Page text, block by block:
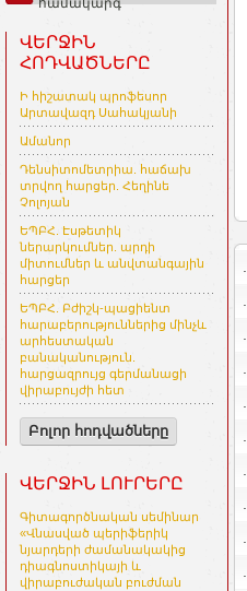
համակարգ
ՎԵՐՋԻՆ
ՀՈԴՎԱԾՆԵՐԸ
Ի հիշատակ պրոֆեսոր
Արտավազդ Սահակյանի
Ամանոր
Դենսիտոմետրիա. հաճախ
տրվող հարցեր. Հեղինե
Չոլոյան
ԵՊԲՀ. Էսթետիկ
ներարկումներ. արդի
միտումներ և անվտանգային
հարցեր
ԵՊԲՀ. Բժիշկ-պացիենտ
հարաբերություններից մինչև
արհեստական
բանականություն.
հարցազրույց գերմանացի
վիրաբույժի հետ
Բոլոր հոդվածները
ՎԵՐՋԻՆ ԼՈՒՐԵՐԸ
Գիտագործնական սեմինար
«Վնասված պերիֆերիկ
նյարդերի ժամանակակից
դիագնոստիկայի և
վիրաբուժական բուժման